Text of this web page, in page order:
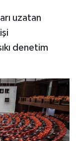
uzatan
denetim